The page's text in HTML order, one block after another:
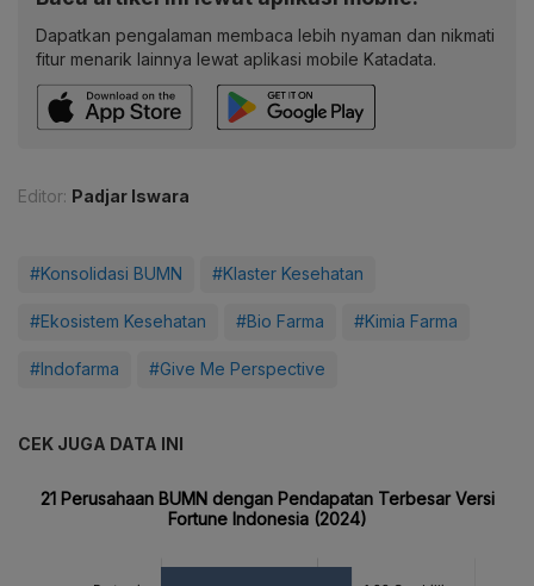
Dapatkan pengalaman membaca lebih nyaman dan nikmati
fitur menarik lainnya lewat aplikasi mobile Katadata.
Editor: Padjar Iswara
#Konsolidasi BUMN #Klaster Kesehatan
#Ekosistem Kesehatan #Bio Farma #Kimia Farma
#Indofarma #Give Me Perspective
CEK JUGA DATA INI